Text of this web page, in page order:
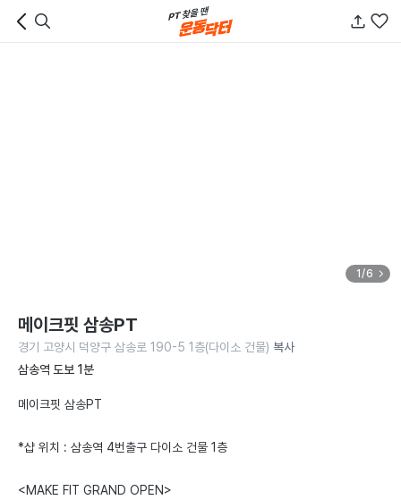
1/6
메이크핏 삼송PT
경기 고양시 덕양구 삼송로 190-5 1층(다이소 건물) 복사
삼송역 도보 1분
메이크핏 삼송PT
*샵 위치 : 삼송역 4번출구 다이소 건물 1층
<MAKE FIT GRAND OPEN>